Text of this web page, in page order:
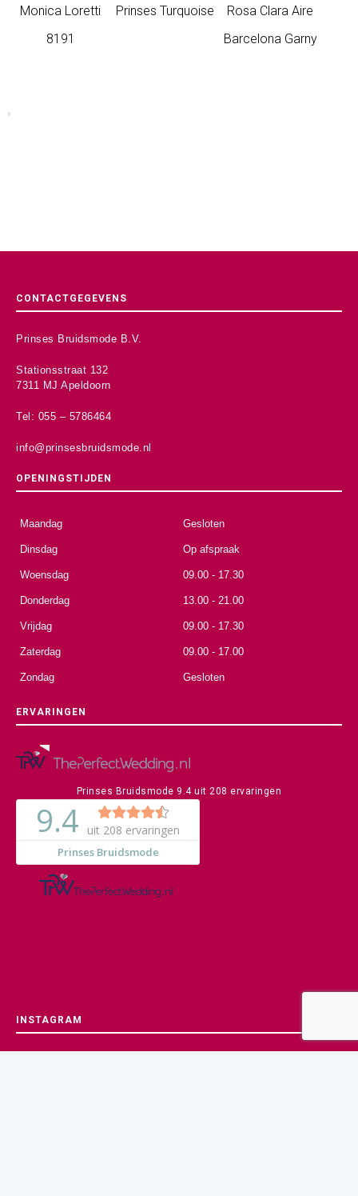
Monica Loretti
8191
Prinses Turquoise
Rosa Clara Aire
Barcelona Garny
CONTACTGEGEVENS
Prinses Bruidsmode B.V.
Stationsstraat 132
7311 MJ Apeldoorn
Tel: 055 – 5786464
info@prinsesbruidsmode.nl
OPENINGSTIJDEN
Maandag Gesloten
Dinsdag Op afspraak
Woensdag 09.00 - 17.30
Donderdag 13.00 - 21.00
Vrijdag 09.00 - 17.30
Zaterdag 09.00 - 17.00
Zondag Gesloten
ERVARINGEN
Prinses Bruidsmode 9.4uit208 ervaringen
INSTAGRAM